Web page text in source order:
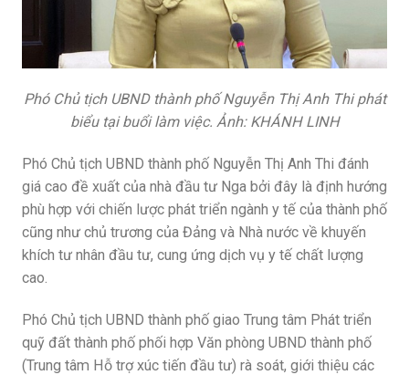
Phó Chủ tịch UBND thành phố Nguyễn Thị Anh Thi phát
biểu tại buổi làm việc. Ảnh: KHÁNH LINH
Phó Chủ tịch UBND thành phố Nguyễn Thị Anh Thi đánh
giá cao đề xuất của nhà đầu tư Nga bởi đây là định hướng
phù hợp với chiến lược phát triển ngành y tế của thành phố
cũng như chủ trương của Đảng và Nhà nước về khuyến
khích tư nhân đầu tư, cung ứng dịch vụ y tế chất lượng
cao.
Phó Chủ tịch UBND thành phố giao Trung tâm Phát triển
quỹ đất thành phố phối hợp Văn phòng UBND thành phố
(Trung tâm Hỗ trợ xúc tiến đầu tư) rà soát, giới thiệu các